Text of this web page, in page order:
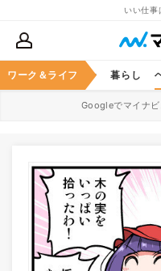
いい仕事
ワーク＆ライフ
ススキル マネー 暮らし
Googleでマイナ